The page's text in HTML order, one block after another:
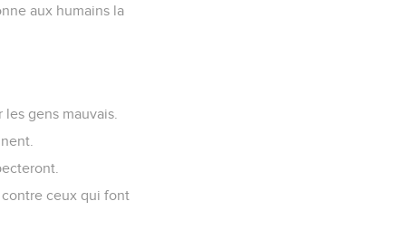
aux humains la
gens mauvais.
contre ceux qui font